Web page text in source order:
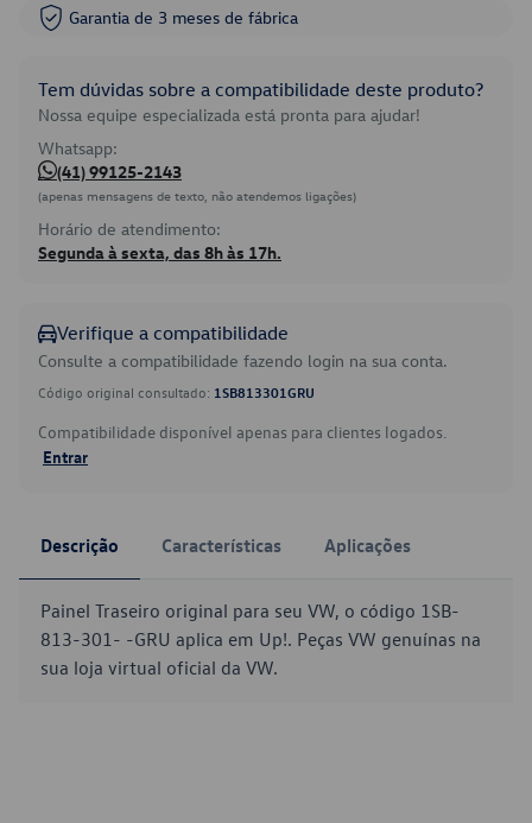
Garantia de 3 meses de fábrica
Tem dúvidas sobre a compatibilidade deste produto?
Nossa equipe especializada está pronta para ajudar!
Whatsapp:
(41) 99125-2143
(apenas mensagens de texto, não atendemos ligações)
Horário de atendimento:
Segunda à sexta, das 8h às 17h.
Verifique a compatibilidade
Consulte a compatibilidade fazendo login na sua conta.
Código original consultado: 1SB813301GRU
Compatibilidade disponível apenas para clientes logados.
Entrar
Descrição Características Aplicações
Painel Traseiro original para seu VW, o código 1SB-
813-301- -GRU aplica em Up!. Peças VW genuínas na
sua loja virtual oficial da VW.